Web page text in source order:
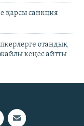
қарсы санкция
отандық
кеңес айтты